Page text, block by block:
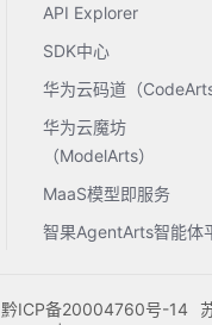
API Explorer
SDK中心
华为云码道（CodeArts
华为云魔坊
（ModelArts）
MaaS模型即服务
智果AgentArts智能体
黔ICP备20004760号-14